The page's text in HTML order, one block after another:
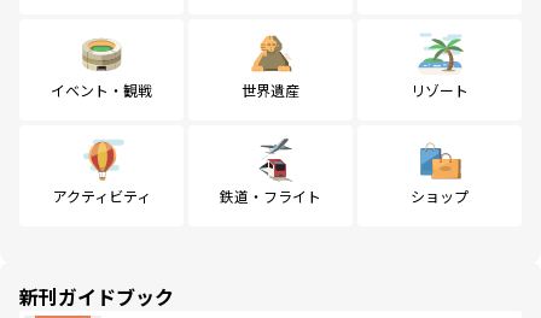
イベント・観戦 世界遺産 リゾート
アクティビティ 鉄道・フライト ショップ
新刊ガイドブック